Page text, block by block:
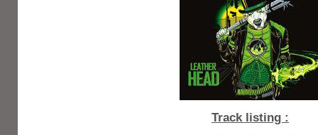
Track listing :